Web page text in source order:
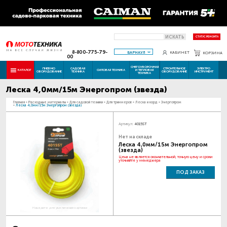
ИСКАТЬ СТАТУС РЕМОНТА
8-800-775-79-
00
БАРНАУЛ КАБИНЕТ КОРЗИНА
КАТАЛОГ ПНЕВМО
ОБОРУДОВАНИЕ
САДОВАЯ
ТЕХНИКА СИЛОВАЯ ТЕХНИКА
СНЕГОУБОРОЧНАЯ
И ТЕПЛОВАЯ
ТЕХНИКА
СТРОИТЕЛЬНОЕ
ОБОРУДОВАНИЕ
ЭЛЕКТРО
ИНСТРУМЕНТ
Леска 4,0мм/15м Энергопром (звезда)
Главная - Расходные материалы - Для садовой техники - Для триммеров - Леска и корд - Энергопром
- Леска 4,0мм/15м Энергопром (звезда)
Наведите для увеличения картинки
Артикул: 4015ST
Нет на складе
Леска 4,0мм/15м Энергопром
(звезда)
Цена не является окончательной, точную цену и сроки
уточняйте у менеджера
ПОД ЗАКАЗ